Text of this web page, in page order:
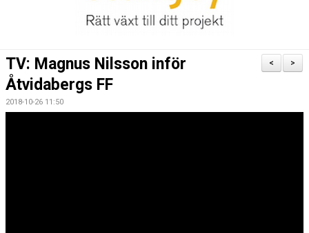
TRUPPEN
BILDGALLERI
>
<
TV: Magnus Nilsson inför
Åtvidabergs FF
2018-10-26 11:50